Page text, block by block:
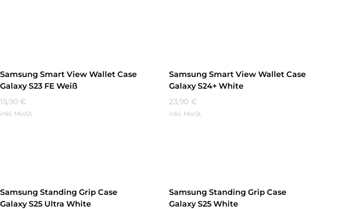
Samsung Smart View Wallet Case
Galaxy S23 FE Weiß
15,90 €
inkl. MwSt.
Samsung Smart View Wallet Case
Galaxy S24+ White
23,90 €
inkl. MwSt.
Samsung Standing Grip Case
Galaxy S25 Ultra White
Samsung Standing Grip Case
Galaxy S25 White